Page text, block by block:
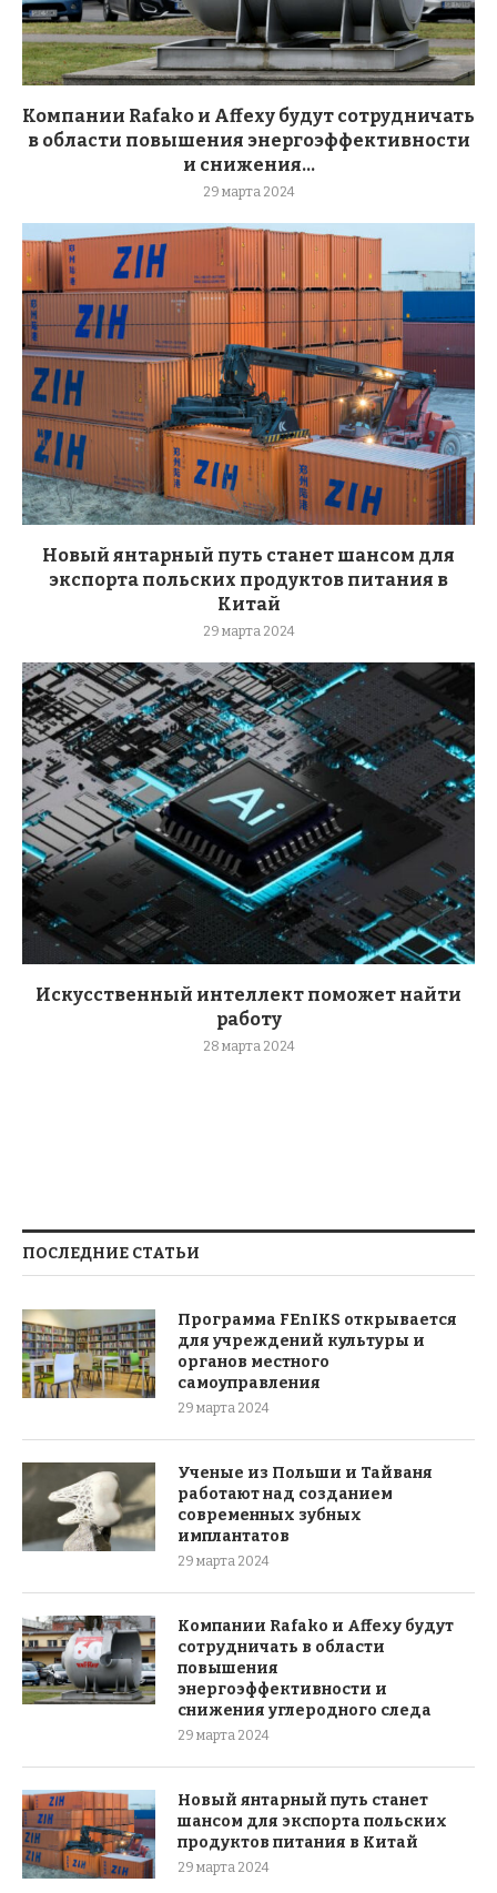
Компании Rafako и Affexy будут сотрудничать
в области повышения энергоэффективности
и снижения...
29 марта 2024
Новый янтарный путь станет шансом для
экспорта польских продуктов питания в
Китай
29 марта 2024
Искусственный интеллект поможет найти
работу
28 марта 2024
ПОСЛЕДНИЕ СТАТЬИ
Программа FEnIKS открывается
для учреждений культуры и
органов местного
самоуправления
29 марта 2024
Ученые из Польши и Тайваня
работают над созданием
современных зубных
имплантатов
29 марта 2024
Компании Rafako и Affexy будут
сотрудничать в области
повышения
энергоэффективности и
снижения углеродного следа
29 марта 2024
Новый янтарный путь станет
шансом для экспорта польских
продуктов питания в Китай
29 марта 2024